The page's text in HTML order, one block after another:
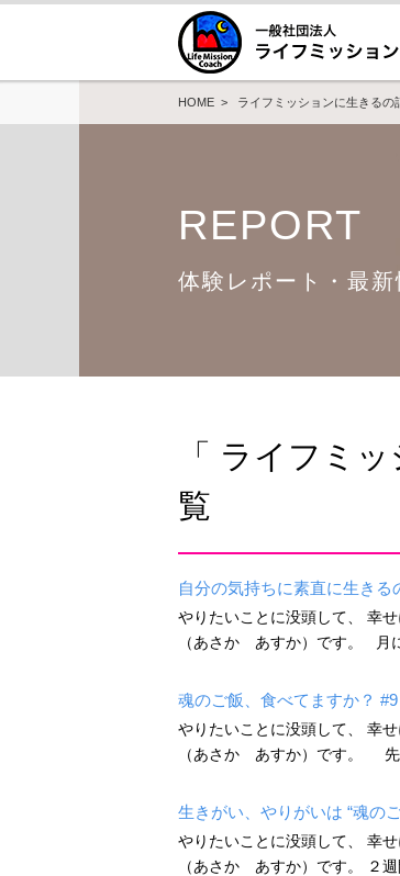
HOME > ライフミッションに生きるの
REPORT
体験レポート・最新
「 ライフミ
覧
自分の気持ちに素直に生き
やりたいことに没頭して、 幸
（あさか あすか）です。 月
魂のご飯、食べてますか？ #9
やりたいことに没頭して、 幸
（あさか あすか）です。 先
生きがい、やりがいは “魂の
やりたいことに没頭して、 幸
（あさか あすか）です。 ２